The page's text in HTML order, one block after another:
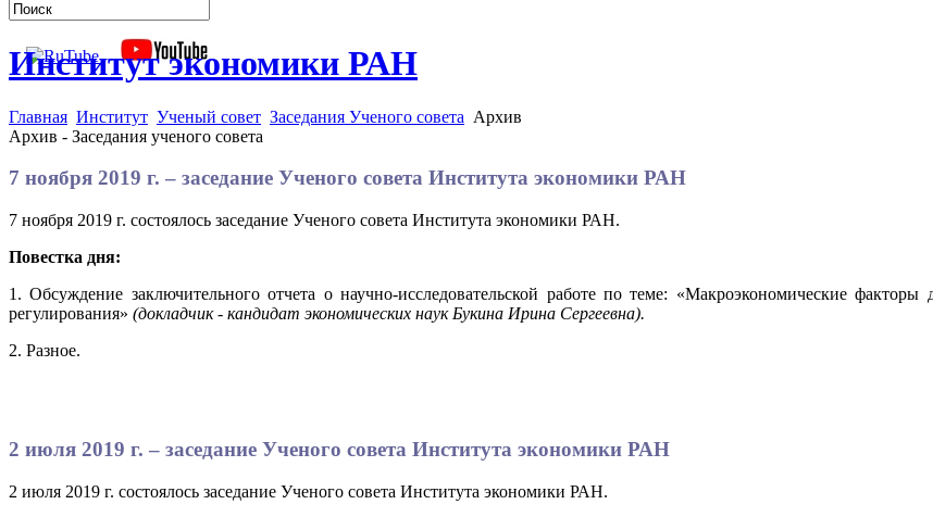
Институт экономики РАН
Главная Институт Ученый совет Заседания Ученого совета Архив
Архив - Заседания ученого совета
7 ноября 2019 г. – заседание Ученого совета Института экономики РАН
7 ноября 2019 г. состоялось заседание Ученого совета Института экономики РАН.
Повестка дня:
1. Обсуждение заключительного отчета о научно-исследовательской работе по теме: «Макроэкономические
регулирования» (докладчик - кандидат экономических наук Букина Ирина Сергеевна).
2. Разное.
2 июля 2019 г. – заседание Ученого совета Института экономики РАН
2 июля 2019 г. состоялось заседание Ученого совета Института экономики РАН.